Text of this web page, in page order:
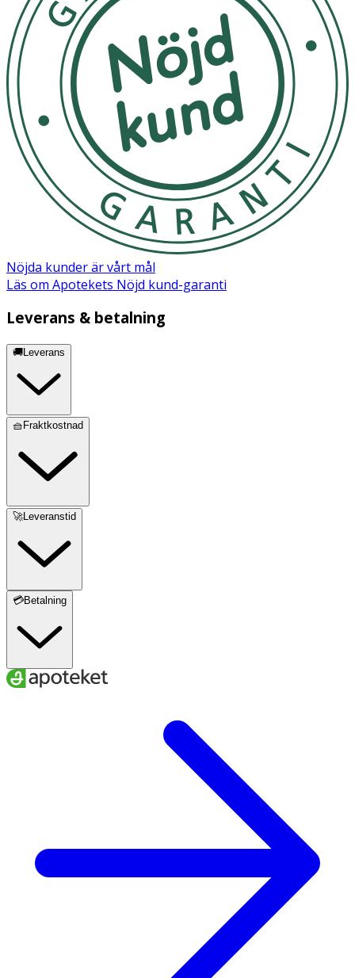
Nöjda kunder är vårt mål
Läs om Apotekets Nöjd kund-garanti
Leverans & betalning
🚚Leverans
🧺Fraktkostnad
🚀Leveranstid
💳Betalning